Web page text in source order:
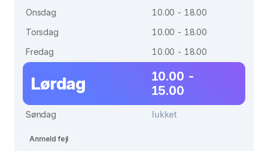
Onsdag
10.00 - 18.00
Torsdag
10.00 - 18.00
Fredag
10.00 - 18.00
Lørdag
10.00 -
15.00
Søndag lukket
Anmeld fejl